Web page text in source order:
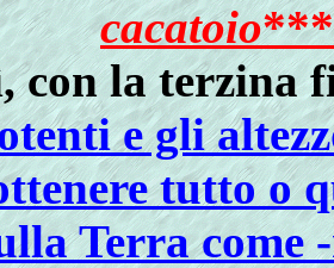
cacatoio
con la terzina
e gli
tutto o
Terra